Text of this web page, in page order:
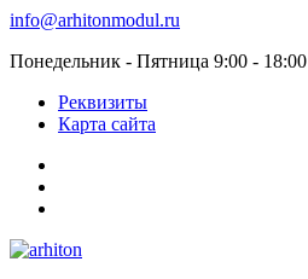
info@arhitonmodul.ru
Понедельник - Пятница 9:00 - 18:00
Реквизиты
Карта сайта